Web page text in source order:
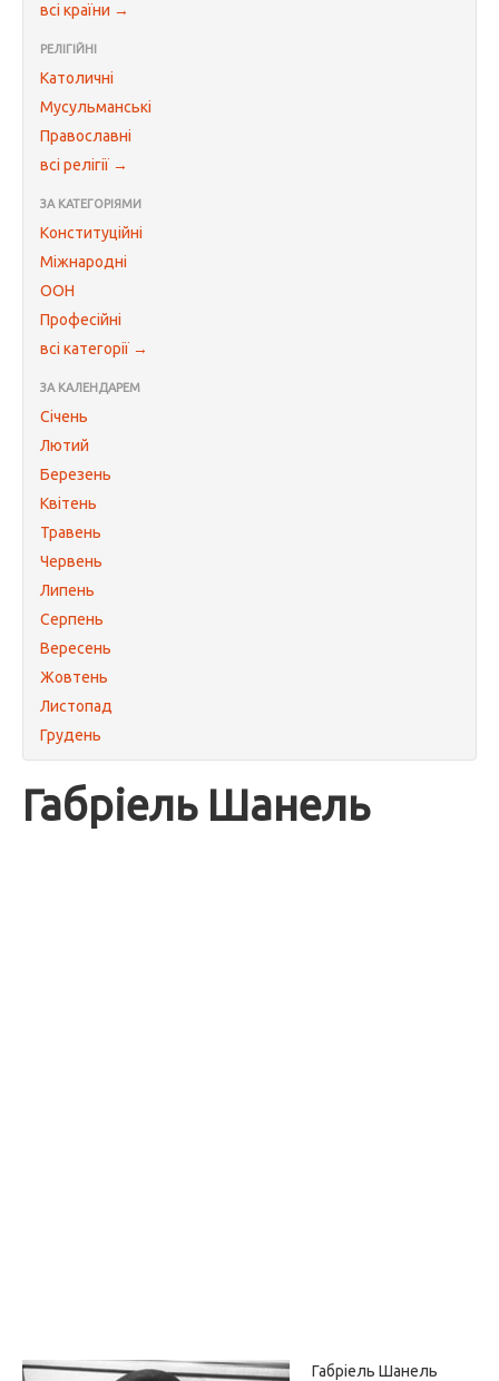
всі країни →
РЕЛІГІЙНІ
Католичні
Мусульманські
Православні
всі релігії →
ЗА КАТЕГОРІЯМИ
Конституційні
Міжнародні
ООН
Професійні
всі категорії →
ЗА КАЛЕНДАРЕМ
Січень
Лютий
Березень
Квітень
Травень
Червень
Липень
Серпень
Вересень
Жовтень
Листопад
Грудень
Габріель Шанель
Габріель Шанель